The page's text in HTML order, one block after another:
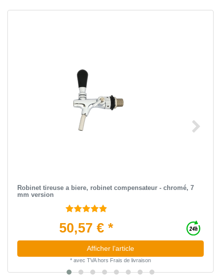
Robinet tireuse a biere, robinet compensateur - chromé, 7
mm version
50,57 € *
Afficher l’article
* avec TVAhors Frais de livraison